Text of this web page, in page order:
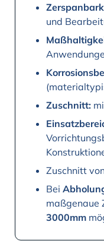
und
Zuschnitt:
Zuschnitt
Bei
maßgenaue
3000mm